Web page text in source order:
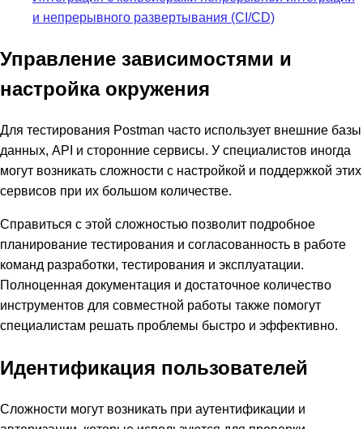
и непрерывного развертывания (CI/CD)
Управление зависимостями и
настройка окружения
Для тестирования Postman часто использует внешние базы
данных, API и сторонние сервисы. У специалистов иногда
могут возникать сложности с настройкой и поддержкой этих
сервисов при их большом количестве.
Справиться с этой сложностью позволит подробное
планирование тестирования и согласованность в работе
команд разработки, тестирования и эксплуатации.
Полноценная документация и достаточное количество
инструментов для совместной работы также помогут
специалистам решать проблемы быстро и эффективно.
Идентификация пользователей
Сложности могут возникать при аутентификации и